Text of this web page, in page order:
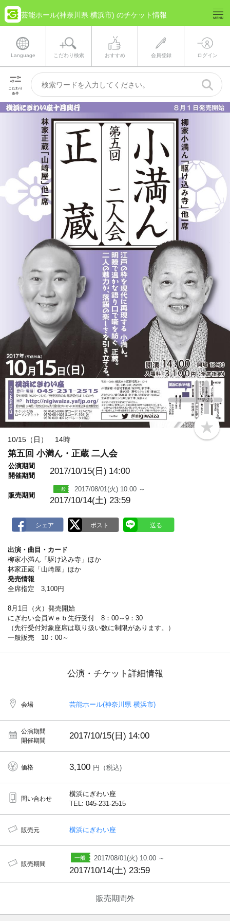
芸能ホール(神奈川県 横浜市) のチケット情報
Language こだわり検索 おすすめ 会員登録 ログイン
こだわり
条件
b
o
10/15（日） 14時
第五回 小満ん・正蔵 二人会
公演期間
開催期間
2017/10/15(日) 14:00
販売期間
2017/08/01(火) 10:00 ～
2017/10/14(土) 23:59
出演・曲目・カード
柳家小満ん「駆け込み寺」ほか
林家正蔵「山崎屋」ほか
発売情報
全席指定 3,100円
8月1日（火）発売開始
にぎわい会員Ｗｅｂ先行受付 8：00～9：30
（先行受付対象座席は取り扱い数に制限があります。）
一般販売 10：00～
公演・チケット詳細情報
会場 芸能ホール(神奈川県 横浜市)
公演期間
開催期間
2017/10/15(日) 14:00
価格 3,100 円（税込)
問い合わせ
横浜にぎわい座
TEL: 045-231-2515
販売元 横浜にぎわい座
販売期間
2017/08/01(火) 10:00 ～
2017/10/14(土) 23:59
販売期間外